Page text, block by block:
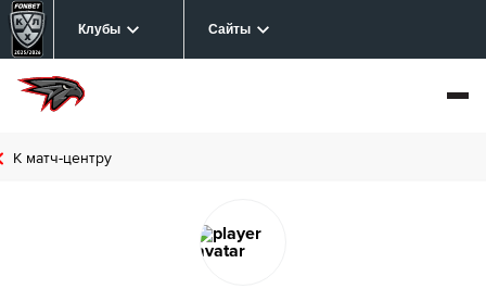
Клубы Сайты
К матч-центру